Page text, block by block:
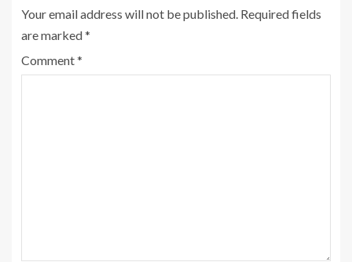
Your email address will not be published. Required fields
are marked*
Comment*